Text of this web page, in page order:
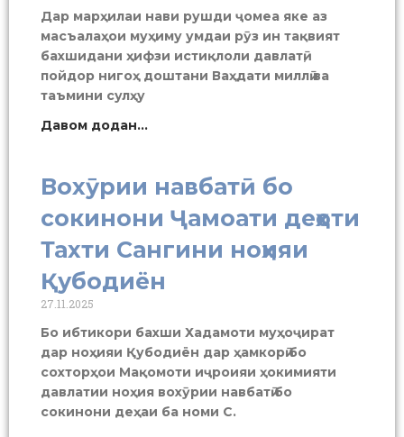
Дар марҳилаи нави рушди ҷомеа яке аз
масъалаҳои муҳиму умдаи рӯз ин тақвият
бахшидани ҳифзи истиқлоли давлатӣ,
пойдор нигоҳ доштани Ваҳдати миллӣ ва
таъмини сулҳу
Давом додан...
Вохӯрии навбатӣ бо
сокинони Ҷамоати деҳоти
Тахти Сангини ноҳияи
Қубодиён
27.11.2025
Бо ибтикори бахши Хадамоти муҳоҷират
дар ноҳияи Қубодиён дар ҳамкорӣ бо
сохторҳои Мақомоти иҷроияи ҳокимияти
давлатии ноҳия вохӯрии навбатӣ бо
сокинони деҳаи ба номи С.